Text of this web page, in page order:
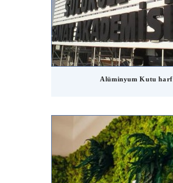
Alüminyum Kutu harf